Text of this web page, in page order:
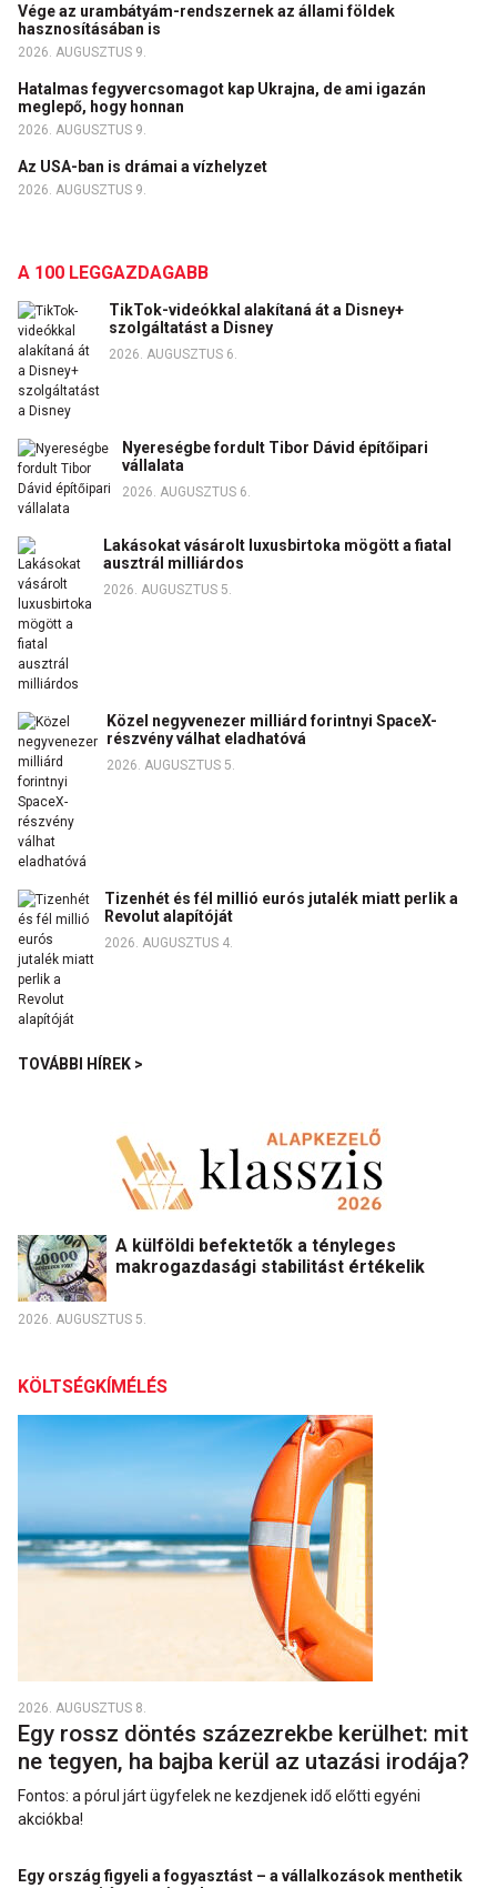
Vége az urambátyám-rendszernek az állami földek
hasznosításában is
2026. AUGUSZTUS 9.
Hatalmas fegyvercsomagot kap Ukrajna, de ami igazán
meglepő, hogy honnan
2026. AUGUSZTUS 9.
Az USA-ban is drámai a vízhelyzet
2026. AUGUSZTUS 9.
A 100 LEGGAZDAGABB
TikTok-videókkal alakítaná át a Disney+
szolgáltatást a Disney
2026. AUGUSZTUS 6.
Nyereségbe fordult Tibor Dávid építőipari
vállalata
2026. AUGUSZTUS 6.
Lakásokat vásárolt luxusbirtoka mögött a fiatal
ausztrál milliárdos
2026. AUGUSZTUS 5.
Közel negyvenezer milliárd forintnyi SpaceX-
részvény válhat eladhatóvá
2026. AUGUSZTUS 5.
Tizenhét és fél millió eurós jutalék miatt perlik a
Revolut alapítóját
2026. AUGUSZTUS 4.
TOVÁBBI HÍREK >
A külföldi befektetők a tényleges
makrogazdasági stabilitást értékelik
2026. AUGUSZTUS 5.
KÖLTSÉGKÍMÉLÉS
2026. AUGUSZTUS 8.
Egy rossz döntés százezrekbe kerülhet: mit
ne tegyen, ha bajba kerül az utazási irodája?
Fontos: a pórul járt ügyfelek ne kezdjenek idő előtti egyéni
akciókba!
Egy ország figyeli a fogyasztást – a vállalkozások menthetik